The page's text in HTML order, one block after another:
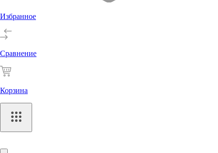
Избранное
Сравнение
Корзина